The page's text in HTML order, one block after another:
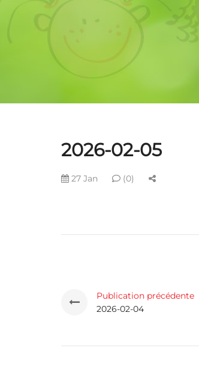
2026-02-05
27 Jan (0)
Publication précédente
2026-02-04